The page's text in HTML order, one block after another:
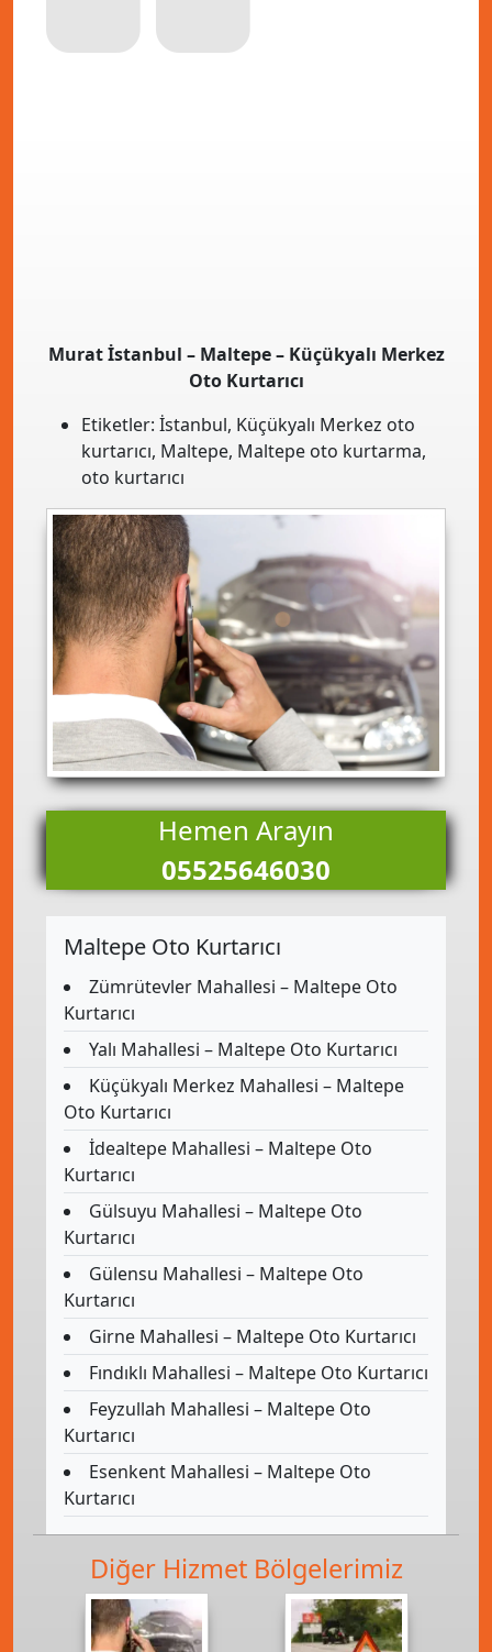
Murat İstanbul – Maltepe – Küçükyalı Merkez
Oto Kurtarıcı
Etiketler: İstanbul, Küçükyalı Merkez oto
kurtarıcı, Maltepe, Maltepe oto kurtarma,
oto kurtarıcı
Hemen Arayın
05525646030
Maltepe Oto Kurtarıcı
Zümrütevler Mahallesi – Maltepe Oto
Kurtarıcı
Yalı Mahallesi – Maltepe Oto Kurtarıcı
Küçükyalı Merkez Mahallesi – Maltepe
Oto Kurtarıcı
İdealtepe Mahallesi – Maltepe Oto
Kurtarıcı
Gülsuyu Mahallesi – Maltepe Oto
Kurtarıcı
Gülensu Mahallesi – Maltepe Oto
Kurtarıcı
Girne Mahallesi – Maltepe Oto Kurtarıcı
Fındıklı Mahallesi – Maltepe Oto Kurtarıcı
Feyzullah Mahallesi – Maltepe Oto
Kurtarıcı
Esenkent Mahallesi – Maltepe Oto
Kurtarıcı
Diğer Hizmet Bölgelerimiz